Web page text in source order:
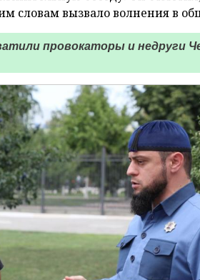
словам вызвало волнения в
провокаторы и недруги